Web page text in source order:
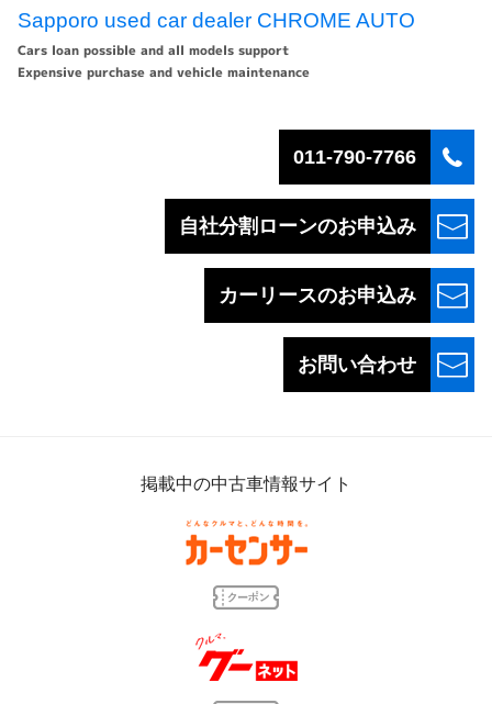
Sapporo used car dealer CHROME AUTO
Cars loan possible and all models support
Expensive purchase and vehicle maintenance
011-790-7766
自社分割ローンのお申込み
カーリースのお申込み
お問い合わせ
掲載中の中古車情報サイト